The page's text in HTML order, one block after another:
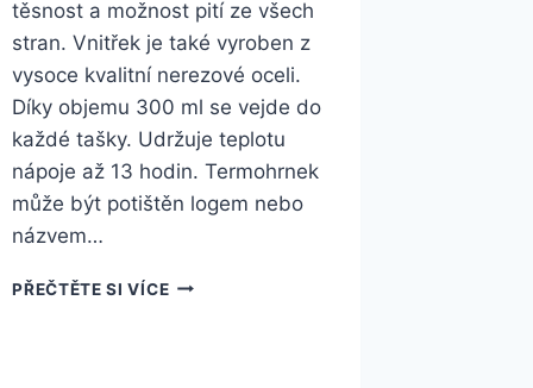
těsnost a možnost pití ze všech
stran. Vnitřek je také vyroben z
vysoce kvalitní nerezové oceli.
Díky objemu 300 ml se vejde do
každé tašky. Udržuje teplotu
nápoje až 13 hodin. Termohrnek
může být potištěn logem nebo
názvem…
PŘEČTĚTE SI VÍCE